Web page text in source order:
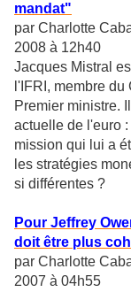
mandat"
par Charlotte
2008 à 12h40
Jacques Mistral
l'IFRI, membre
Premier ministre.
actuelle de l'euro
mission qui lui a
les stratégies
si différentes ?
Pour Jeffrey
doit être plus
par Charlotte
2007 à 04h55